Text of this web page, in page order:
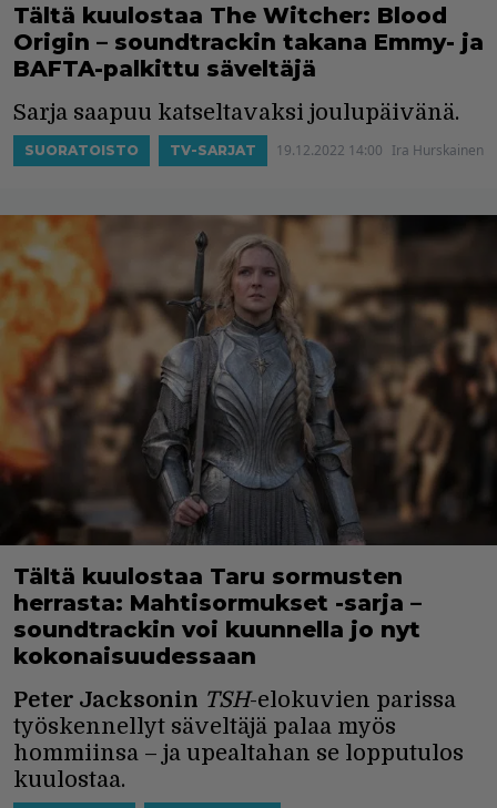
Tältä kuulostaa The Witcher: Blood
Origin – soundtrackin takana Emmy- ja
BAFTA-palkittu säveltäjä
Sarja saapuu katseltavaksi joulupäivänä.
SUORATOISTO TV-SARJAT 19.12.2022 14:00 Ira Hurskainen
Tältä kuulostaa Taru sormusten
herrasta: Mahtisormukset -sarja –
soundtrackin voi kuunnella jo nyt
kokonaisuudessaan
Peter Jacksonin TSH-elokuvien parissa
työskennellyt säveltäjä palaa myös
hommiinsa – ja upealtahan se lopputulos
kuulostaa.